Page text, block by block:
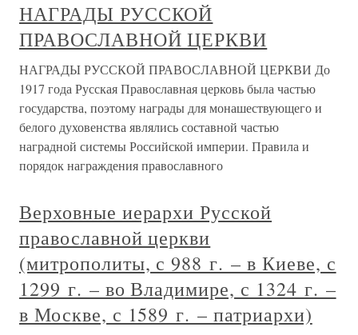
НАГРАДЫ РУССКОЙ
ПРАВОСЛАВНОЙ ЦЕРКВИ
НАГРАДЫ РУССКОЙ ПРАВОСЛАВНОЙ ЦЕРКВИ До
1917 года Русская Православная церковь была частью
государства, поэтому награды для монашествующего и
белого духовенства являлись составной частью
наградной системы Российской империи. Правила и
порядок награждения православного
Верховные иерархи Русской
православной церкви
(митрополиты, с 988 г. – в Киеве, с
1299 г. – во Владимире, с 1324 г. –
в Москве, с 1589 г. – патриархи)